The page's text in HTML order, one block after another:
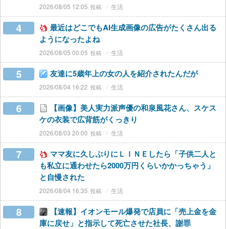
2026/08/05 12:05 生活
4
最近はどこでもAI生成画像の広告がたくさん出る
ようになったよね
2026/08/05 00:05 生活
5 友達に5歳年上の女の人を紹介されたんだが
2026/08/04 16:22 生活
6
【画像】美人実力派声優の和泉風花さん、スケス
ケの衣装で広背筋がくっきり
2026/08/03 20:00 生活
7
ママ友に久しぶりにＬＩＮＥしたら「子供二人と
も私立に通わせたら2000万円くらいかかっちゃう」
と自慢された
2026/08/04 16:35 生活
8
【速報】イオンモール爆発で店員に「売上金を金
庫に戻せ」と指示して死亡させた社長、謝罪